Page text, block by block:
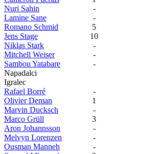
Nuri Sahin
-
Lamine Sane
-
Romano Schmid
5
Jens Stage
10
Niklas Stark
-
Mitchell Weiser
-
Sambou Yatabare
-
Napadalci
Igralec
Rafael Borré
-
Olivier Deman
1
Marvin Ducksch
-
Marco Grüll
3
Aron Johannsson
-
Melvyn Lorenzen
-
Ousman Manneh
-